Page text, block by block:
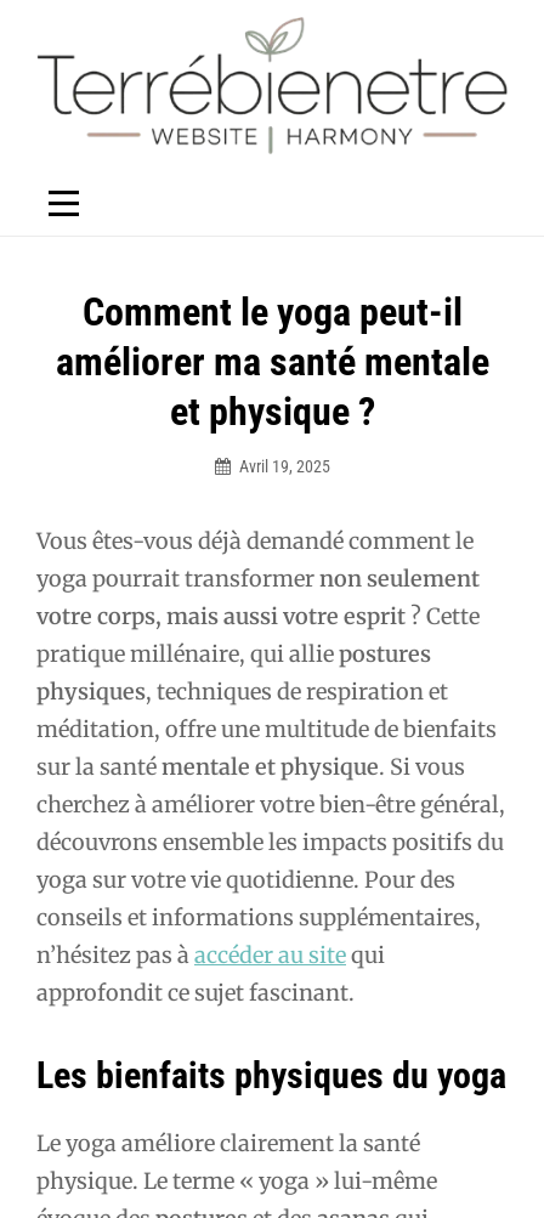
contenu
Comment le yoga peut-il
améliorer ma santé mentale
et physique ?
Avril 19, 2025
Vous êtes-vous déjà demandé comment le
yoga pourrait transformernon seulement
votre corps, mais aussi votre esprit ? Cette
pratique millénaire, qui alliepostures
physiques, techniques de respiration et
méditation, offre une multitude de bienfaits
sur la santémentale et physique. Si vous
cherchez à améliorer votre bien-être général,
découvrons ensemble les impacts positifs du
yoga sur votre vie quotidienne. Pour des
conseils et informations supplémentaires,
n’hésitez pas àaccéder au sitequi
approfondit ce sujet fascinant.
Les bienfaits physiques du yoga
Le yoga améliore clairement la santé
physique. Le terme « yoga » lui-même
Navigation
de